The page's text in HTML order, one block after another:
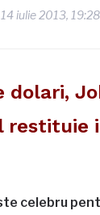
iulie 2013, 19:28
dolari,
restituie
celebru